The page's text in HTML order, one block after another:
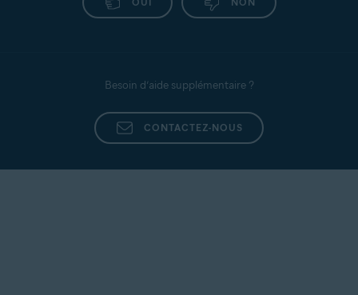
Besoin d’aide supplémentaire ?
CONTACTEZ-NOUS